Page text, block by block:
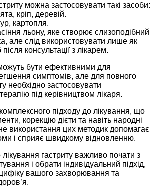
можна застосовувати такі засоби:
кріп, деревій.
картопля.
льону, яке створює слизоподібний
але слід використовувати лише як
консультації з лікарем.
бути ефективними для
симптомів, але для повного
необхідно застосовувати
під керівництвом лікаря.
підходу до лікування, що
корекцію дієти та навіть народні
використання цих методик допомагає
і сприяє швидкому відновленню.
гастриту важливо почати з
і обрати індивідуальний підхід,
вашого захворювання та